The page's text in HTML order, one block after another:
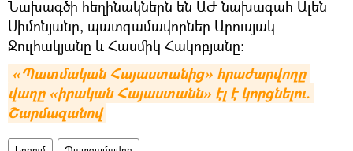
Նախագծի հեղինակներն են ԱԺ նախագահ Ալեն
Սիմոնյանը, պատգամավորներ Արուսյակ
Ջուլհակյանը և Հասմիկ Հակոբյանը:
«Պատմական Հայաստանից» հրաժարվողը
վաղը «իրական Հայաստանն» էլ է կորցնելու.
Շարմազանով